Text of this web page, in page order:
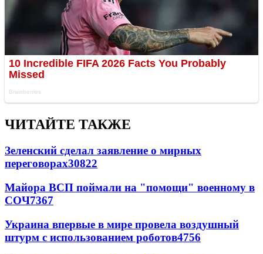
ЧИТАЙТЕ ТАКЖЕ
Зеленский сделал заявление о мирных
переговорах30822
Майора ВСП поймали на "помощи" военному в
СОЧ7367
Украина впервые в мире провела воздушный
штурм с использованием роботов4756